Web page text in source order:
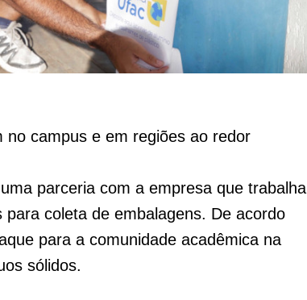
no campus e em regiões ao redor
parceria com a empresa que trabalha
coleta de embalagens. De acordo
para a comunidade acadêmica na
sólidos.